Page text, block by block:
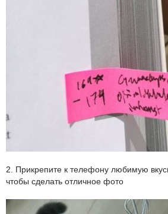
2. Прикрепите к телефону любимую
чтобы сделать отличное фото